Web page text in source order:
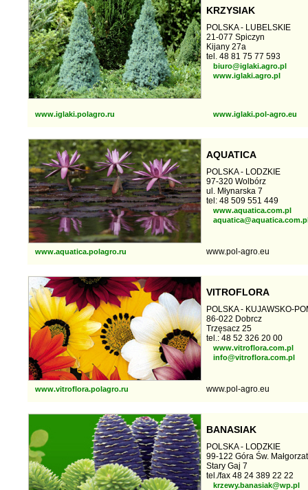
KRZYSIAK
POLSKA - LUBELSKIE
21-077 Spiczyn
Kijany 27a
tel. 48 81 75 77 593
biuro@iglaki.agro.pl
www.iglaki.agro.pl
www.iglaki.polagro.ru www.iglaki.pol-agro.eu
AQUATICA
POLSKA - LODZKIE
97-320 Wolbórz
ul. Młynarska 7
tel: 48 509 551 449
www.aquatica.com.pl
www.aquatica.polagro.ru www.pol-agro.eu
VITROFLORA
POLSKA - KUJAWSKO-
86-022 Dobrcz
Trzęsacz 25
tel.: 48 52 326 20 00
www.vitroflora.com.pl
info@vitroflora.com.pl
www.vitroflora.polagro.ru www.pol-agro.eu
BANASIAK
POLSKA - LODZKIE
99-122 Góra Św.
Stary Gaj 7
tel./fax 48 24 389 22 22
krzewy.banasiak@wp.pl